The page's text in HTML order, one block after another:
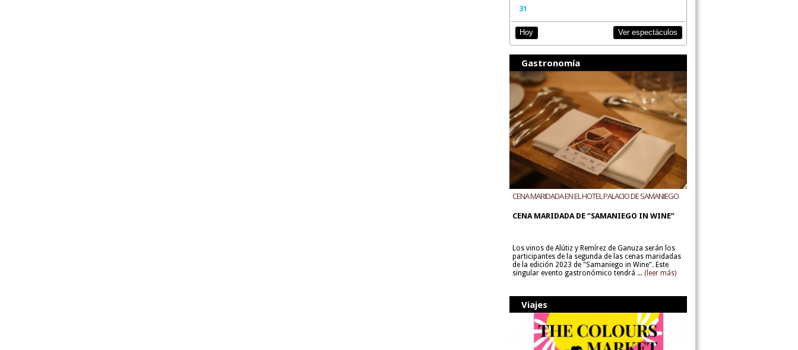
31
Hoy Ver espectáculos
Gastronomía
CENA MARIDADA EN EL HOTEL PALACIO DE SAMANIEGO
CENA MARIDADA DE “SAMANIEGO IN WINE”
Los vinos de Alútiz y Remírez de Ganuza serán los
participantes de la segunda de las cenas maridadas
de la edición 2023 de "Samaniego in Wine". Este
singular evento gastronómico tendrá ... (leer más)
Viajes